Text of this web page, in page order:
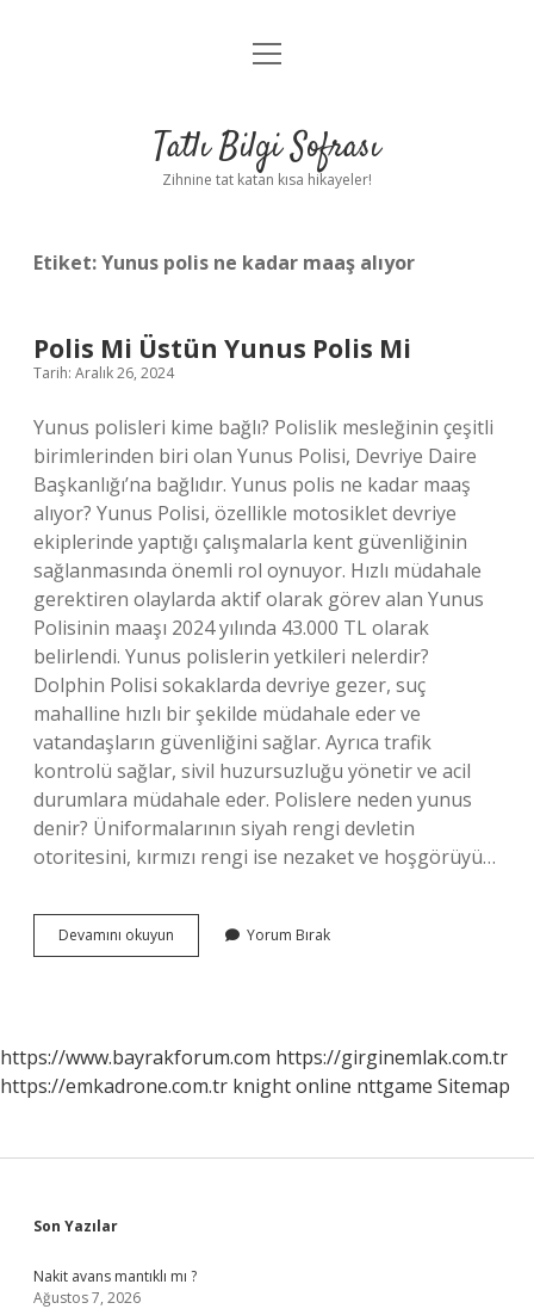
Anasayfa
Yasal Uyarı
menüyü
Tatlı Bilgi Sofrası
Zihnine tat katan kısa hikayeler!
Etiket:Yunus polis ne kadar maaş alıyor
Polis Mi Üstün Yunus Polis Mi
Tarih: Aralık 26, 2024
Yunus polisleri kime bağlı? Polislik mesleğinin çeşitli
birimlerinden biri olan Yunus Polisi, Devriye Daire
Başkanlığı’na bağlıdır. Yunus polis ne kadar maaş
alıyor? Yunus Polisi, özellikle motosiklet devriye
ekiplerinde yaptığı çalışmalarla kent güvenliğinin
sağlanmasında önemli rol oynuyor. Hızlı müdahale
gerektiren olaylarda aktif olarak görev alan Yunus
Polisinin maaşı 2024 yılında 43.000 TL olarak
belirlendi. Yunus polislerin yetkileri nelerdir?
Dolphin Polisi sokaklarda devriye gezer, suç
mahalline hızlı bir şekilde müdahale eder ve
vatandaşların güvenliğini sağlar. Ayrıca trafik
kontrolü sağlar, sivil huzursuzluğu yönetir ve acil
durumlara müdahale eder. Polislere neden yunus
denir? Üniformalarının siyah rengi devletin
otoritesini, kırmızı rengi ise nezaket ve hoşgörüyü…
Devamını okuyun
Mi
Yorum Bırak
https://www.bayrakforum.com https://girginemlak.com.tr
https://emkadrone.com.tr knight online nttgame Sitemap
Sidebar
Son Yazılar
Nakit avans mantıklı mı ?
Ağustos 7, 2026